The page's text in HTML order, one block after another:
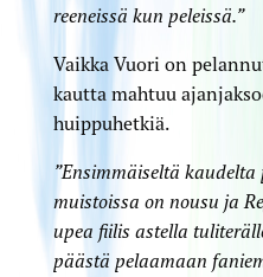
reeneissä kun peleissä.”
Vaikka Vuori on
kautta mahtuu
huippuhetkiä.
”Ensimmäiseltä
muistoissa on nousu ja
upea fiilis astella
päästä pelaamaan